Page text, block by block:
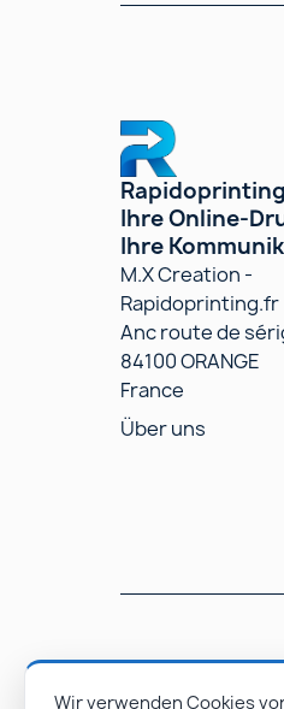
Ihre Online-
Ihre
M.X Creation -
Rapidoprinting.fr
Anc route de
84100 ORANGE
France
Über uns
Wir verwenden Cookies